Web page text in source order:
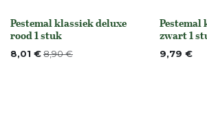
None
Pestemal klassiek deluxe
rood 1 stuk
8,01 €8,90€ Niet op
Pestemal
zwart 1
9,79 €